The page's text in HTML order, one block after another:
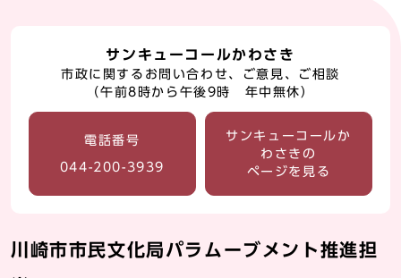
サンキューコールかわさき
市政に関するお問い合わせ、ご意見、ご相談
（午前8時から午後9時 年中無休）
電話番号
044-200-3939
サンキューコールか
わさきの
ページを見る
川崎市市民文化局パラムーブメント推進担